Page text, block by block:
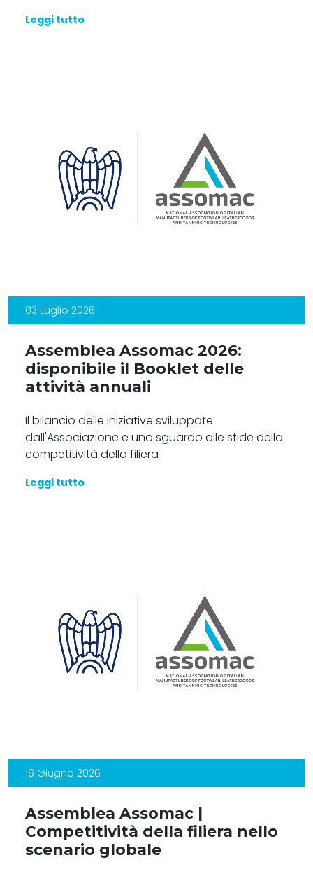
Leggi tutto
03 Luglio 2026
Assemblea Assomac 2026:
disponibile il Booklet delle
attività annuali
Il bilancio delle iniziative sviluppate
dall'Associazione e uno sguardo alle sfide della
competitività della filiera
Leggi tutto
16 Giugno 2026
Assemblea Assomac |
Competitività della filiera nello
scenario globale